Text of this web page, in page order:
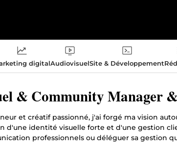
digitalAudiovisuelSite & Développement
& Community Manager
et créatif passionné, j'ai forgé ma vision
d'une identité visuelle forte et d'une gestion
professionnels ou déléguer sa gestion